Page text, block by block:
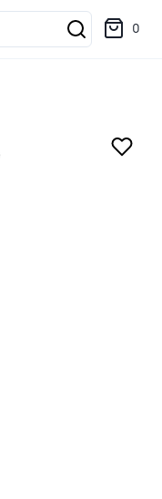
0